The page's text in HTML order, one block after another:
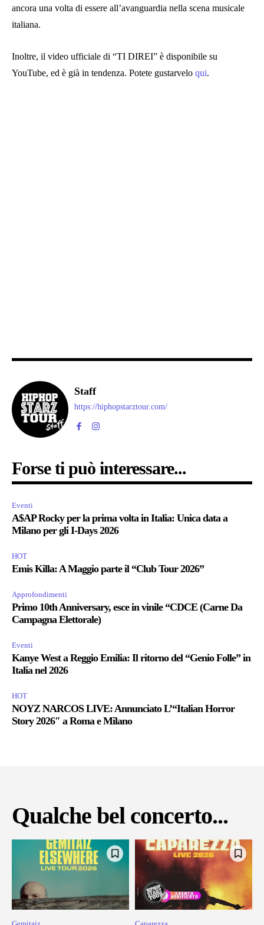
ancora una volta di essere all’avanguardia nella scena musicale
italiana.
Inoltre, il video ufficiale di “TI DIREI” è disponibile su
YouTube, ed è già in tendenza. Potete gustarvelo qui.
Staff
https://hiphopstarztour.com/
Forse ti può interessare...
Eventi
A$AP Rocky per la prima volta in Italia: Unica data a
Milano per gli I-Days 2026
HOT
Emis Killa: A Maggio parte il “Club Tour 2026”
Approfondimenti
Primo 10th Anniversary, esce in vinile “CDCE (Carne Da
Campagna Elettorale)
Eventi
Kanye West a Reggio Emilia: Il ritorno del “Genio Folle” in
Italia nel 2026
HOT
NOYZ NARCOS LIVE: Annunciato L’“Italian Horror
Story 2026″ a Roma e Milano
Qualche bel concerto...